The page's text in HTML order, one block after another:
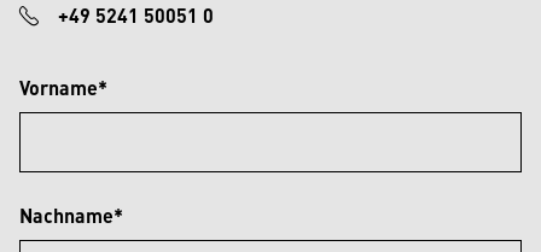
+49 5241 50051 0
Vorname*
Nachname*